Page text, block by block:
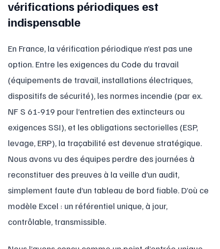
vérifications périodiques est
indispensable
En France, la vérification périodique n’est pas une
option. Entre les exigences du Code du travail
(équipements de travail, installations électriques,
dispositifs de sécurité), les normes incendie (par ex.
NF S 61-919 pour l’entretien des extincteurs ou
exigences SSI), et les obligations sectorielles (ESP,
levage, ERP), la traçabilité est devenue stratégique.
Nous avons vu des équipes perdre des journées à
reconstituer des preuves à la veille d’un audit,
simplement faute d’un tableau de bord fiable. D’où ce
modèle Excel : un référentiel unique, à jour,
contrôlable, transmissible.